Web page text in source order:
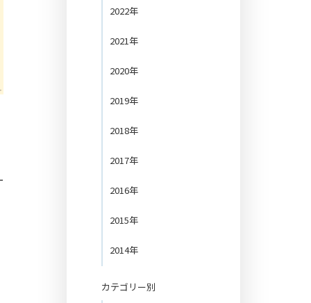
2022年
2021年
2020年
2019年
2018年
2017年
2016年
2015年
2014年
カテゴリー別